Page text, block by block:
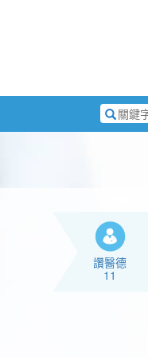
搜
尋
讚醫德
11